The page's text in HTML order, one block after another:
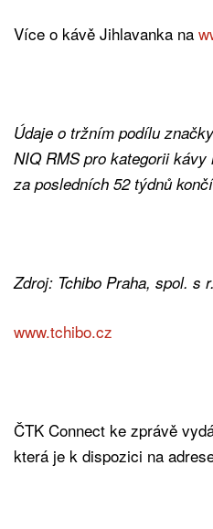
Více o kávě Jihlavanka na
Údaje o tržním podílu
NIQ RMS pro kategorii
za posledních 52 týdnů
Zdroj: Tchibo Praha, spol. s
www.tchibo.cz
ČTK Connect ke zprávě
která je k dispozici na